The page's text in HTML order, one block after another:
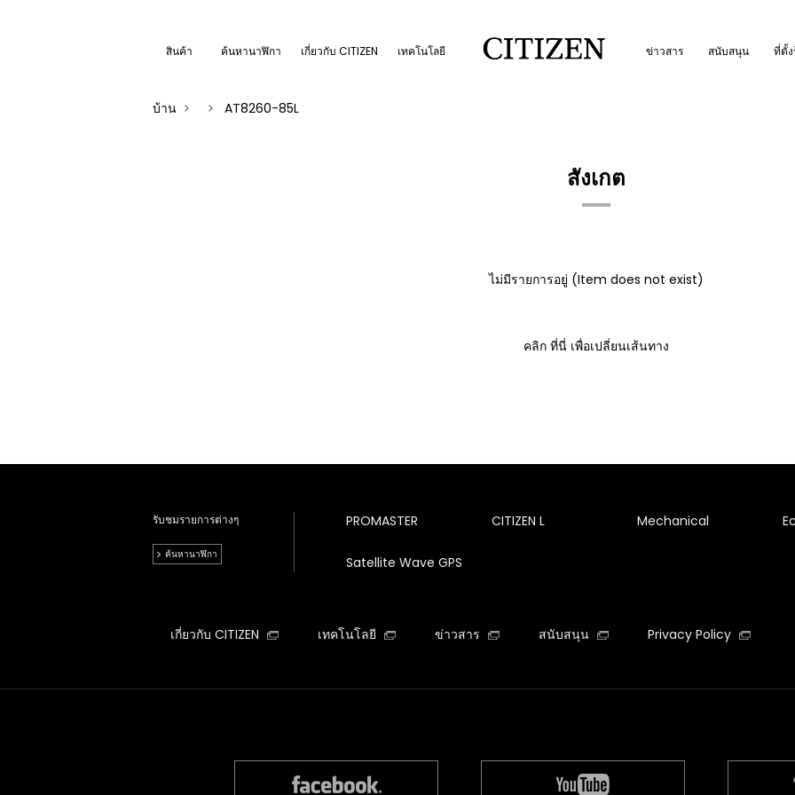
สินค้า ค้นหานาฬิกา เกี่ยวกับ CITIZEN เทคโนโลยี ข่าวสาร สนับสนุน ที่ตั้
บ้าน AT8260-85L
สังเกต
ไม่มีรายการอยู่ (Item does not exist)
คลิก ที่นี่ เพื่อเปลี่ยนเส้นทาง
รับชมรายการต่างๆ
ค้นหานาฬิกา
PROMASTER CITIZEN L Mechanical
Satellite Wave GPS
เกี่ยวกับ CITIZEN เทคโนโลยี ข่าวสาร สนับสนุน Privacy Policy